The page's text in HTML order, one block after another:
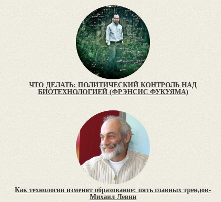
ЧТО ДЕЛАТЬ: ПОЛИТИЧЕСКИЙ КОНТРОЛЬ НАД
БИОТЕХНОЛОГИЕЙ (ФРЭНСИС ФУКУЯМА)
Как технологии изменят образование: пять главных трендов-
Михаил Левин